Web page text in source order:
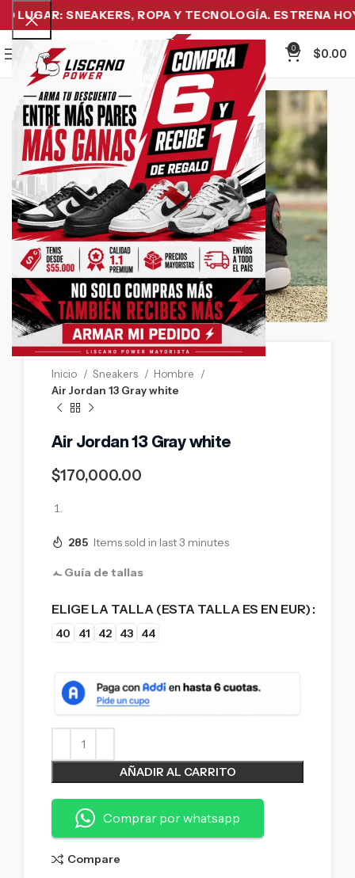
SNEAKERS, ROPA Y TECNOLOGÍA. ESTRENA HOY
Menu
0
$0.00
Click to enlarge
Inicio Sneakers
Hombre
Air Jordan 13 Gray white
Air Jordan 13 Gray white
$170,000.00
285 Items sold in last 3 minutes
Guía de tallas
ELIGE LA TALLA (ESTA TALLA ES EN EUR)
40 41 42 43 44
AÑADIR AL CARRITO
Comprar por whatsapp
Compare